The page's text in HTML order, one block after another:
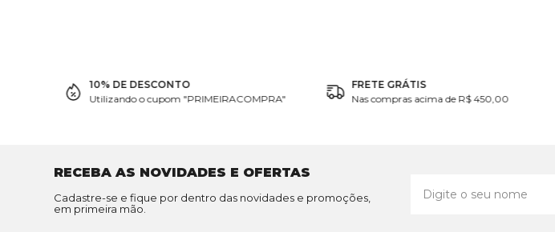
10% DE DESCONTO
Utilizando o cupom "PRIMEIRACOMPRA"
FRETE GRÁTIS
Nas compras acima de R$ 450,00
RECEBA AS NOVIDADES E OFERTAS
Cadastre-se e fique por dentro das novidades e promoções,
em primeira mão.